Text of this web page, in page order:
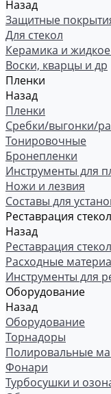
Назад
Защитные
Для стекол
Керамика и жидкое
Воски, кварцы и др
Пленки
Назад
Пленки
Сребки/выгонки/
Тонировочные
Бронепленки
Инструменты для
Ножи и лезвия
Составы для
Реставрация стекол
Назад
Реставрация стекол
Расходные
Инструменты для
Оборудование
Назад
Оборудование
Торнадоры
Полировальные
Фонари
Турбосушки и